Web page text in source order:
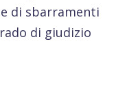
di sbarramenti
di giudizio